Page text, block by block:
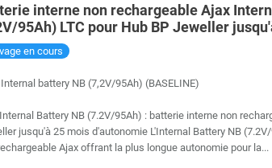
interne non rechargeable Ajax
95Ah) LTC pour Hub BP Jeweller
en cours
Internal battery NB (7,2V/95Ah) (BASELINE)
Battery NB (7.2V/95Ah) : batterie interne non
jusqu'à 25 mois d'autonomie L'Internal Battery NB
Ajax offrant la plus longue autonomie pour la...